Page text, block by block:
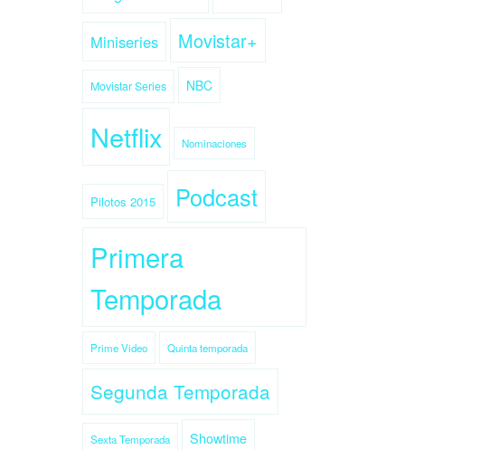
Miniseries Movistar+
Movistar Series NBC
Netflix Nominaciones
Pilotos 2015 Podcast
Primera
Temporada
Prime Video Quinta temporada
Segunda Temporada
Sexta Temporada Showtime